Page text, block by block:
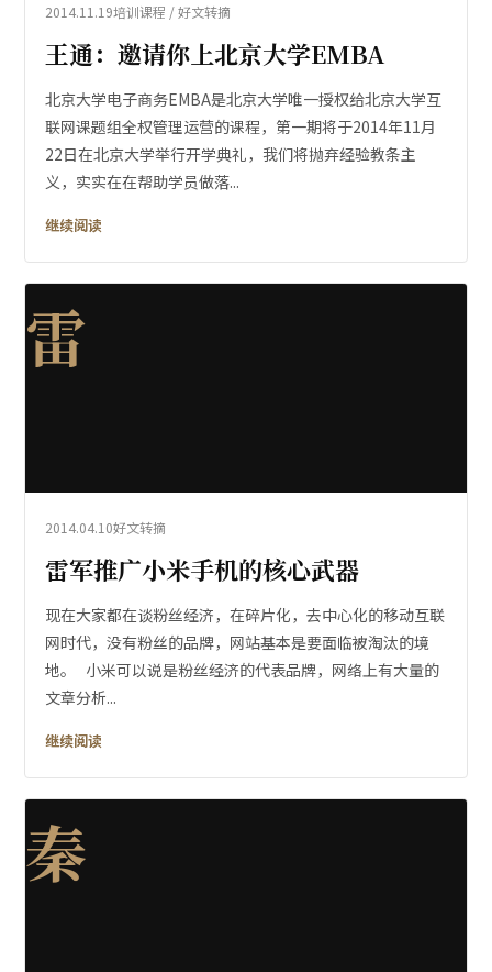
2014.11.19培训课程 / 好文转摘
王通：邀请你上北京大学EMBA
北京大学电子商务EMBA是北京大学唯一授权给北京大学互
联网课题组全权管理运营的课程，第一期将于2014年11月
22日在北京大学举行开学典礼，我们将抛弃经验教条主
义，实实在在帮助学员做落...
继续阅读
雷
2014.04.10好文转摘
雷军推广小米手机的核心武器
现在大家都在谈粉丝经济，在碎片化，去中心化的移动互联
网时代，没有粉丝的品牌，网站基本是要面临被淘汰的境
地。 小米可以说是粉丝经济的代表品牌，网络上有大量的
文章分析...
继续阅读
秦